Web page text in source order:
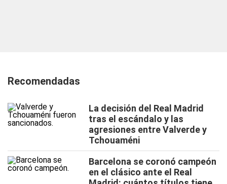
Recomendadas
La decisión del Real Madrid
tras el escándalo y las
agresiones entre Valverde y
Tchouaméni
Barcelona se coronó campeón
en el clásico ante el Real